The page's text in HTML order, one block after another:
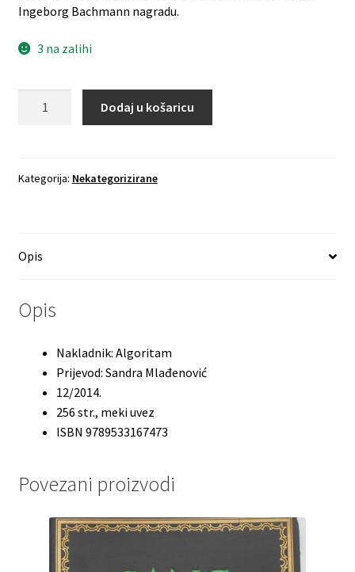
Ingeborg Bachmann nagradu.
3 na zalihi
količina
Dodaj u košaricu
Kategorija: Nekategorizirane
Opis
Opis
Nakladnik: Algoritam
Prijevod: Sandra Mlađenović
12/2014.
256 str., meki uvez
ISBN 9789533167473
Povezani proizvodi